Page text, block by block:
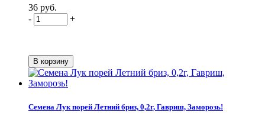
36 руб.
-
+
Семена Лук порей Летний бриз, 0,2г, Гавриш, Заморозь!